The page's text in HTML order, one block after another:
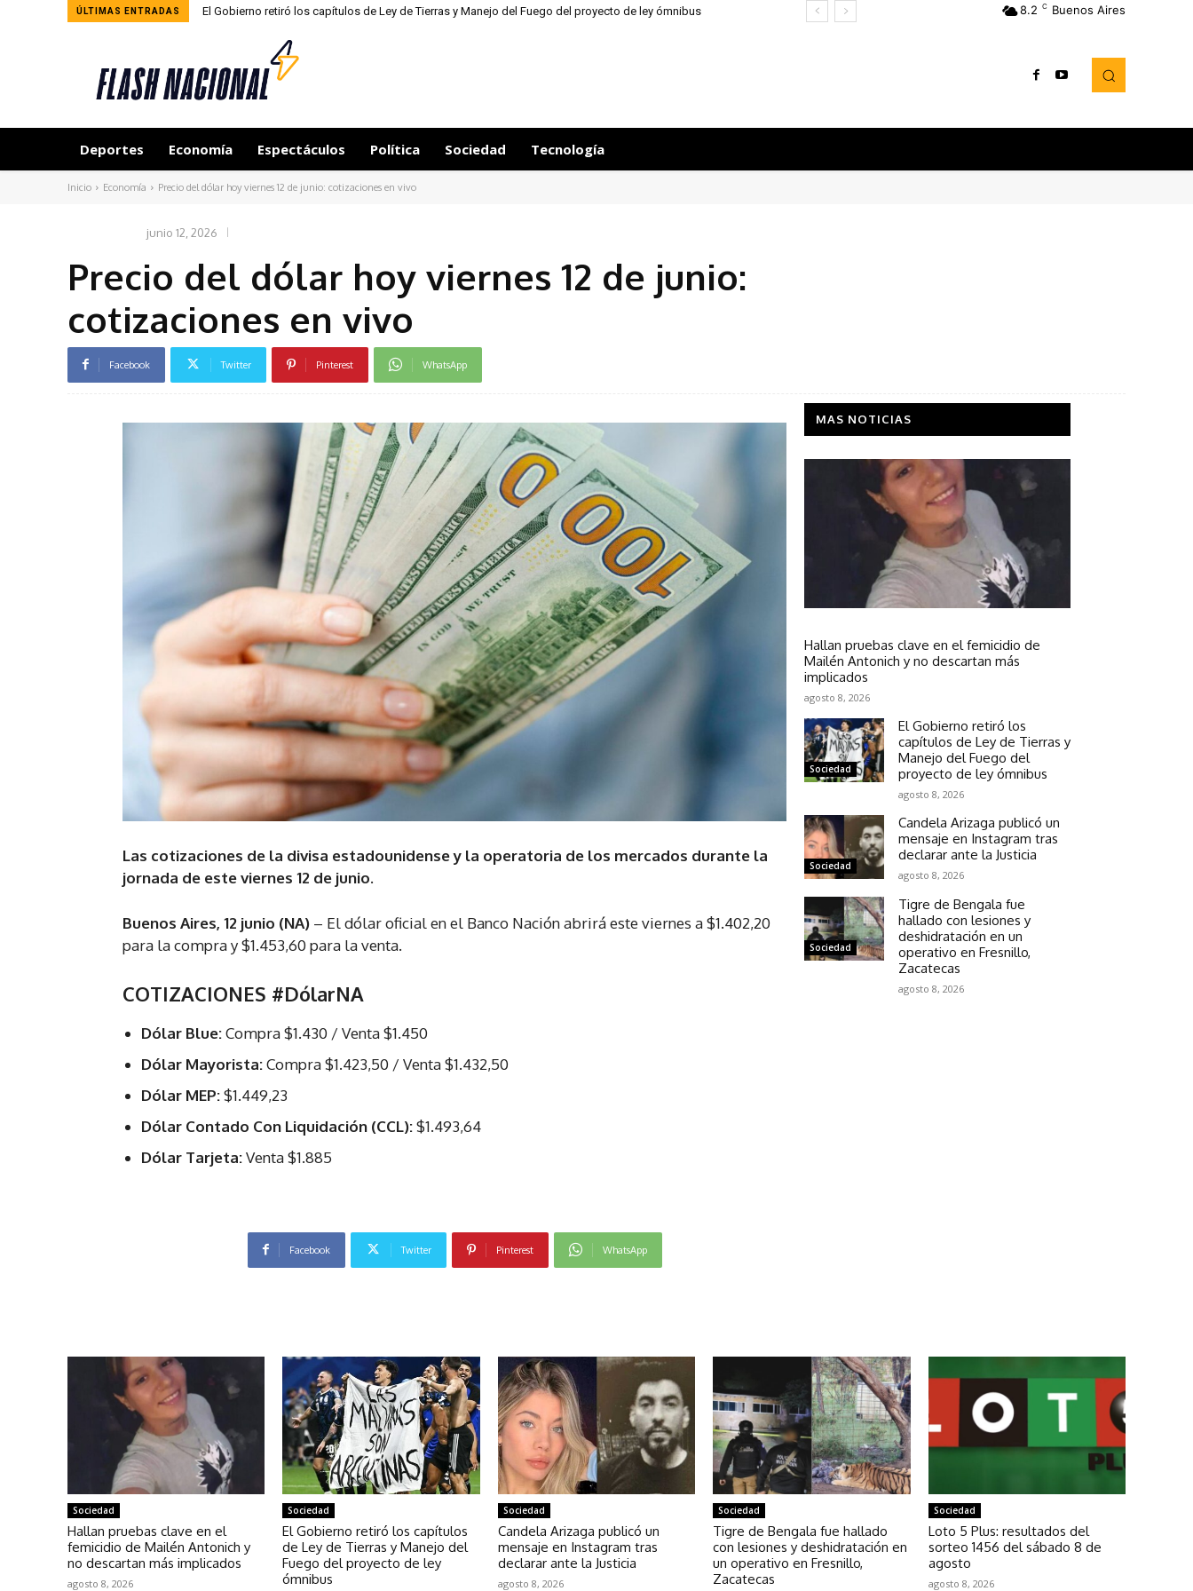
ÚLTIMAS ENTRADAS El Gobierno retiró los capítulos de Ley de Tierras y Manejo del Fuego del proyecto de ley ómnibus 8.2 C Buenos Aires
Deportes Economía Espectáculos Política Sociedad Tecnología
Inicio Economía Precio del dólar hoy viernes 12 de junio: cotizaciones en vivo
junio 12, 2026
Precio del dólar hoy viernes 12 de junio:
cotizaciones en vivo
Facebook Twitter Pinterest WhatsApp
Las cotizaciones de la divisa estadounidense y la operatoria de los mercados durante la
jornada de este viernes 12 de junio.
Buenos Aires, 12 junio (NA) – El dólar oficial en el Banco Nación abrirá este viernes a $1.402,20
para la compra y $1.453,60 para la venta.
COTIZACIONES #DólarNA
Dólar Blue:Compra $1.430 / Venta $1.450
Dólar Mayorista:Compra $1.423,50 / Venta $1.432,50
Dólar MEP:$1.449,23
Dólar Contado Con Liquidación (CCL):$1.493,64
Dólar Tarjeta:Venta $1.885
Facebook Twitter Pinterest WhatsApp
MAS NOTICIAS
Hallan pruebas clave en el femicidio de
Mailén Antonich y no descartan más
implicados
agosto 8, 2026
Sociedad
El Gobierno retiró los
capítulos de Ley de Tierras y
Manejo del Fuego del
proyecto de ley ómnibus
agosto 8, 2026
Sociedad
Candela Arizaga publicó un
mensaje en Instagram tras
declarar ante la Justicia
agosto 8, 2026
Sociedad
Tigre de Bengala fue
hallado con lesiones y
deshidratación en un
operativo en Fresnillo,
Zacatecas
agosto 8, 2026
Sociedad
Hallan pruebas clave en el
femicidio de Mailén Antonich y
no descartan más implicados
agosto 8, 2026
Sociedad
El Gobierno retiró los capítulos
de Ley de Tierras y Manejo del
Fuego del proyecto de ley
ómnibus
Sociedad
Candela Arizaga publicó un
mensaje en Instagram tras
declarar ante la Justicia
agosto 8, 2026
Sociedad
Tigre de Bengala fue hallado
con lesiones y deshidratación en
un operativo en Fresnillo,
Zacatecas
Sociedad
Loto 5 Plus: resultados del
sorteo 1456 del sábado 8 de
agosto
agosto 8, 2026